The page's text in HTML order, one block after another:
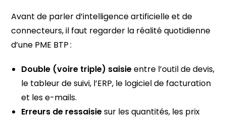
Avant de parler d’intelligence artificielle et de
connecteurs, il faut regarder la réalité quotidienne
d’une PME BTP :
Double (voire triple) saisieentre l’outil de devis,
le tableur de suivi, l’ERP, le logiciel de facturation
et les e-mails.
Erreurs de ressaisiesur les quantités, les prix